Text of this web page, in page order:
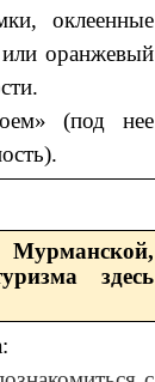
оклеенные
оранжевый
(под нее
здесь